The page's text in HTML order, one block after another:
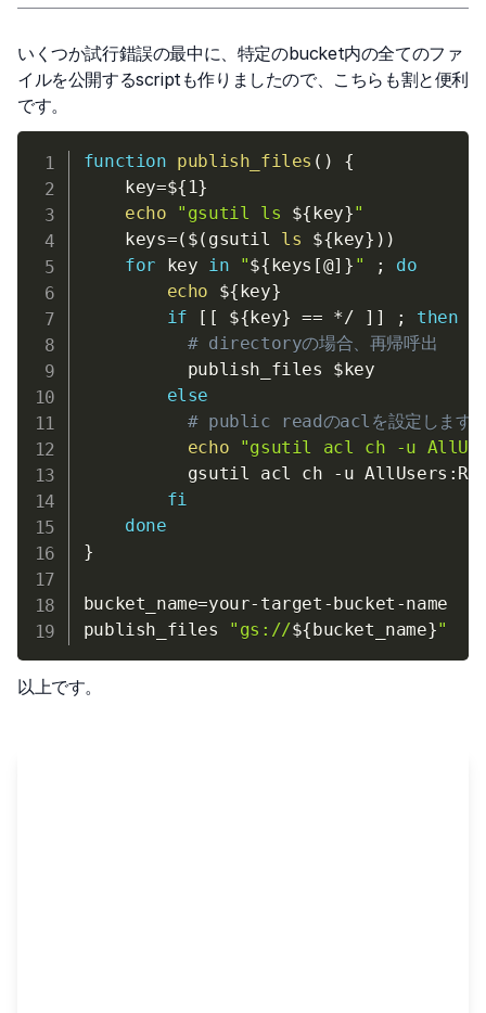
いくつか試行錯誤の最中に、特定のbucket内の全てのファ
イルを公開するscriptも作りましたので、こちらも割と便利
です。
function publish_files ( )
{
key=${1}
echo
"gsutil ls ${key}"
keys=( $( gsutil ls ${key} ) )
for
key in "${keys [@] } " ;
do
echo
${key}
if
[ [ ${key} == */ ] ] ;
then
# directoryの場合、再帰呼出
          publish_files
$key
else
# public readのaclを設定します。
echo
"gsutil acl ch -u
          gsutil acl ch
-u AllUsers:R
fi
done
}
bucket_name=your-target-bucket-name
publish_files "gs://${bucket_name}"
以上です。